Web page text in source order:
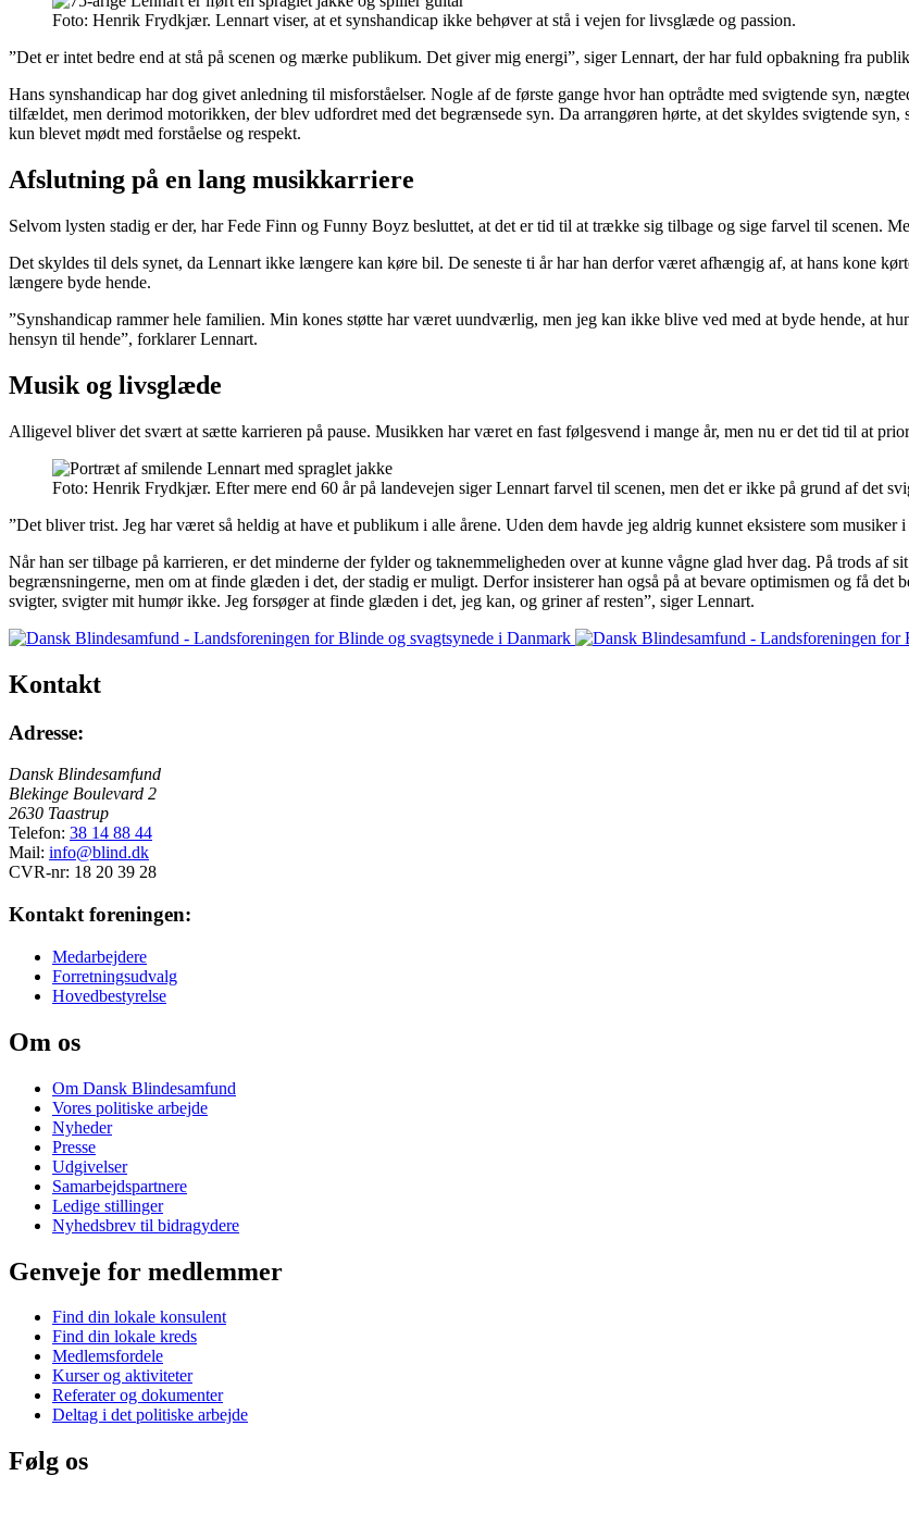
Foto: Henrik Frydkjær. Lennart viser, at et synshandicap ikke behøver at stå i vejen for livsglæde og passion.
”Det er intet bedre end at stå på scenen og mærke publikum. Det giver mig energi”, siger Lennart, der har fuld opbakning fra
Hans synshandicap har dog givet anledning til misforståelser. Nogle af de første gange hvor han optrådte med svigtende syn,
tilfældet, men derimod motorikken, der blev udfordret med det begrænsede syn. Da arrangøren hørte, at det skyldes svigtende syn,
kun blevet mødt med forståelse og respekt.
Afslutning på en lang musikkarriere
Selvom lysten stadig er der, har Fede Finn og Funny Boyz besluttet, at det er tid til at trække sig tilbage og sige farvel til scenen.
Det skyldes til dels synet, da Lennart ikke længere kan køre bil. De seneste ti år har han derfor været afhængig af, at hans kone
længere byde hende.
”Synshandicap rammer hele familien. Min kones støtte har været uundværlig, men jeg kan ikke blive ved med at byde hende, at
hensyn til hende”, forklarer Lennart.
Musik og livsglæde
Alligevel bliver det svært at sætte karrieren på pause. Musikken har været en fast følgesvend i mange år, men nu er det tid til at
Foto: Henrik Frydkjær. Efter mere end 60 år på landevejen siger Lennart farvel til scenen, men det er ikke på grund af det
”Det bliver trist. Jeg har været så heldig at have et publikum i alle årene. Uden dem havde jeg aldrig kunnet eksistere som
Når han ser tilbage på karrieren, er det minderne der fylder og taknemmeligheden over at kunne vågne glad hver dag. På trods
begrænsningerne, men om at finde glæden i det, der stadig er muligt. Derfor insisterer han også på at bevare optimismen og få
svigter, svigter mit humør ikke. Jeg forsøger at finde glæden i det, jeg kan, og griner af resten”, siger Lennart.
Kontakt
Adresse:
Dansk Blindesamfund
Blekinge Boulevard 2
2630 Taastrup
Telefon: 38 14 88 44
Mail: info@blind.dk
CVR-nr: 18 20 39 28
Kontakt foreningen:
Medarbejdere
Forretningsudvalg
Hovedbestyrelse
Om os
Om Dansk Blindesamfund
Vores politiske arbejde
Nyheder
Presse
Udgivelser
Samarbejdspartnere
Ledige stillinger
Nyhedsbrev til bidragydere
Genveje for medlemmer
Find din lokale konsulent
Find din lokale kreds
Medlemsfordele
Kurser og aktiviteter
Referater og dokumenter
Deltag i det politiske arbejde
Følg os